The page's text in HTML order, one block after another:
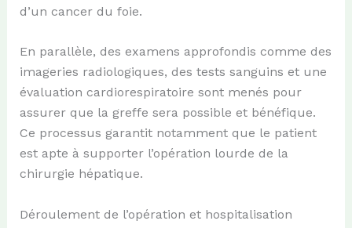
d’un cancer du foie.
En parallèle, des examens approfondis comme des
imageries radiologiques, des tests sanguins et une
évaluation cardiorespiratoire sont menés pour
assurer que la greffe sera possible et bénéfique.
Ce processus garantit notamment que le patient
est apte à supporter l’opération lourde de la
chirurgie hépatique.
Déroulement de l’opération et hospitalisation